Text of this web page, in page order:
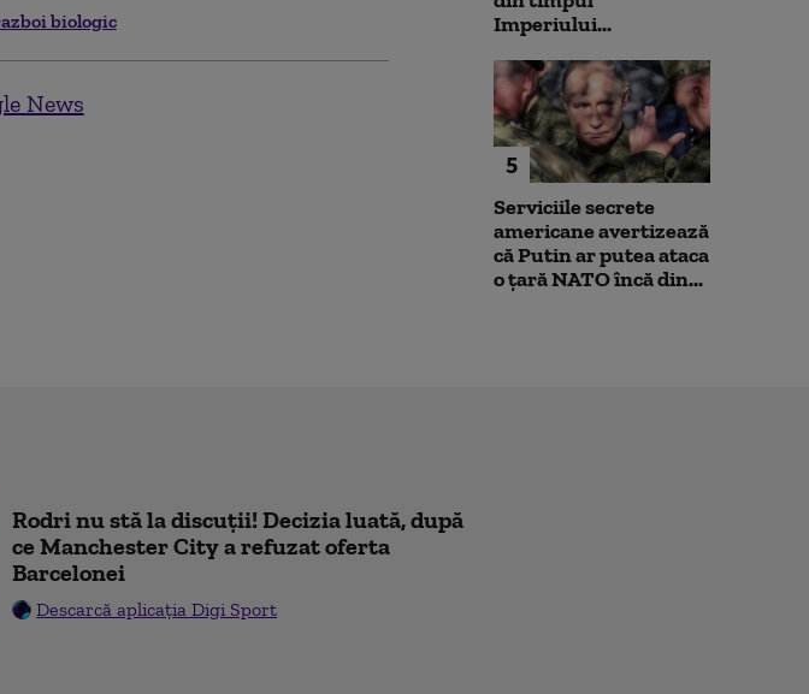
biologic
News
Imperiului...
5
Serviciile secrete
americane avertizează
că Putin ar putea ataca
o țară NATO încă din...
Rodri nu stă la discuții! Decizia luată, după
ce Manchester City a refuzat oferta
Barcelonei
Descarcă aplicația Digi Sport